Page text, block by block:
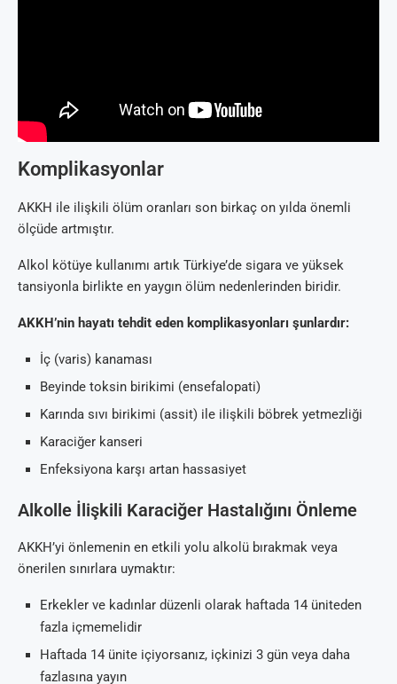
Komplikasyonlar
AKKH ile ilişkili ölüm oranları son birkaç on yılda önemli
ölçüde artmıştır.
Alkol kötüye kullanımı artık Türkiye’de sigara ve yüksek
tansiyonla birlikte en yaygın ölüm nedenlerinden biridir.
AKKH’nin hayatı tehdit eden komplikasyonları şunlardır:
İç (varis) kanaması
Beyinde toksin birikimi (ensefalopati)
Karında sıvı birikimi (assit) ile ilişkili böbrek yetmezliği
Karaciğer kanseri
Enfeksiyona karşı artan hassasiyet
Alkolle İlişkili Karaciğer Hastalığını Önleme
AKKH’yi önlemenin en etkili yolu alkolü bırakmak veya
önerilen sınırlara uymaktır:
Erkekler ve kadınlar düzenli olarak haftada 14 üniteden
fazla içmemelidir
Haftada 14 ünite içiyorsanız, içkinizi 3 gün veya daha
fazlasına yayın